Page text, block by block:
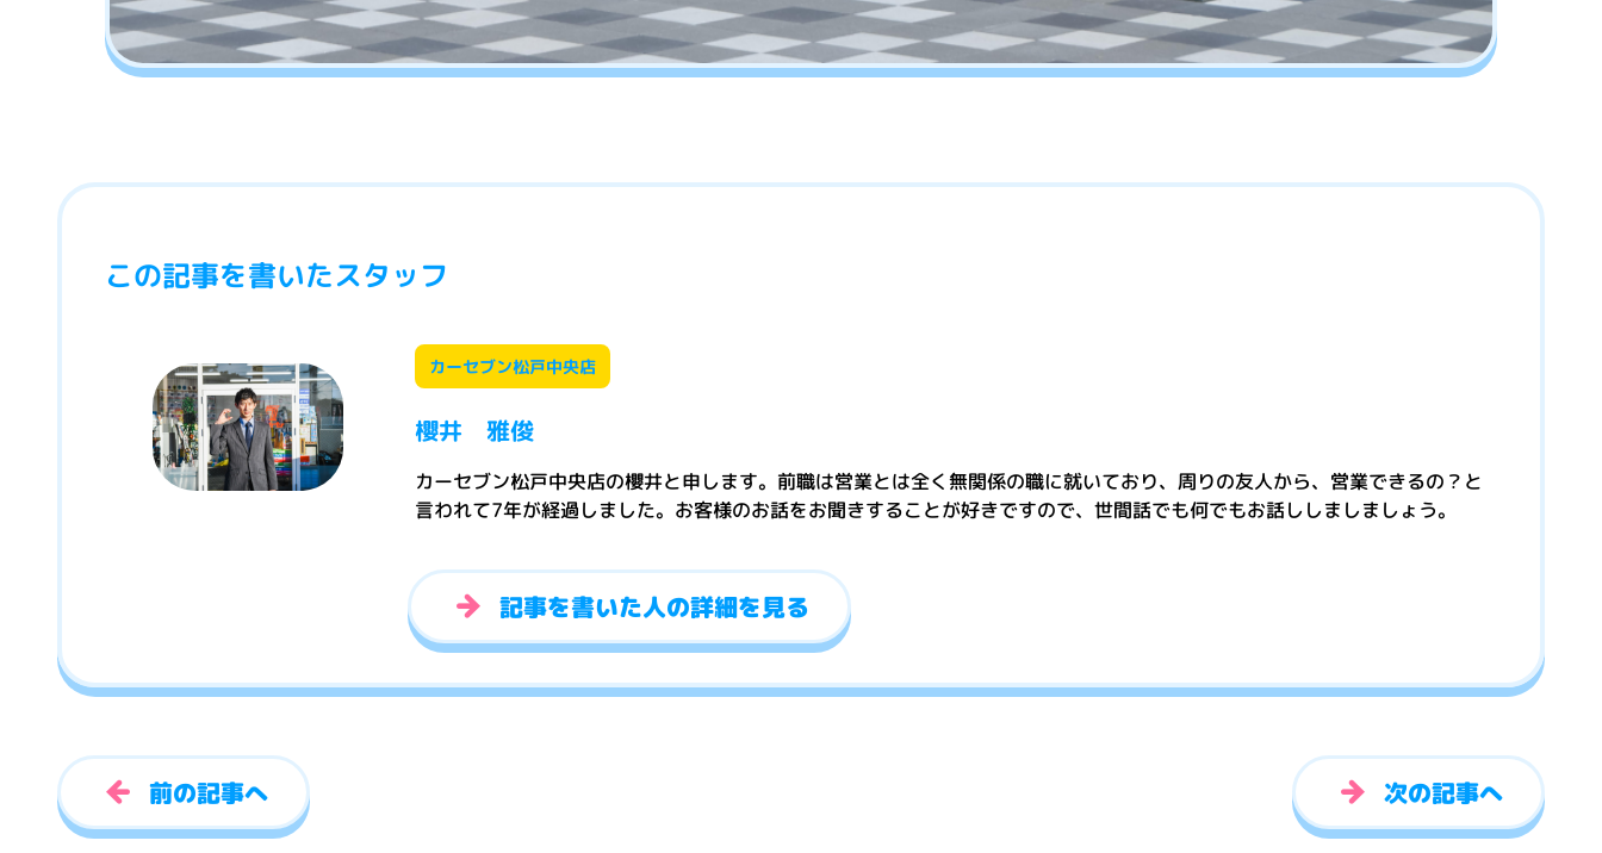
この記事を書いたスタッフ
カーセブン松戸中央店
櫻井 雅俊
カーセブン松戸中央店の櫻井と申します。前職は営業とは全く無関係の職に就いており、周りの友人から、営業できるの？と
言われて7年が経過しました。お客様のお話をお聞きすることが好きですので、世間話でも何でもお話ししましましょう。
記事を書いた人の詳細を見る
前の記事へ 次の記事へ